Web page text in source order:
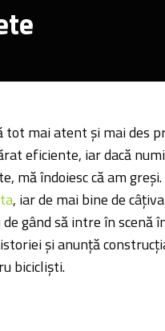
mai atent și mai des
eficiente, iar dacă
mă îndoiesc că am
, iar de mai bine de
gând să intre în scenă
și anunță
bicicliști.